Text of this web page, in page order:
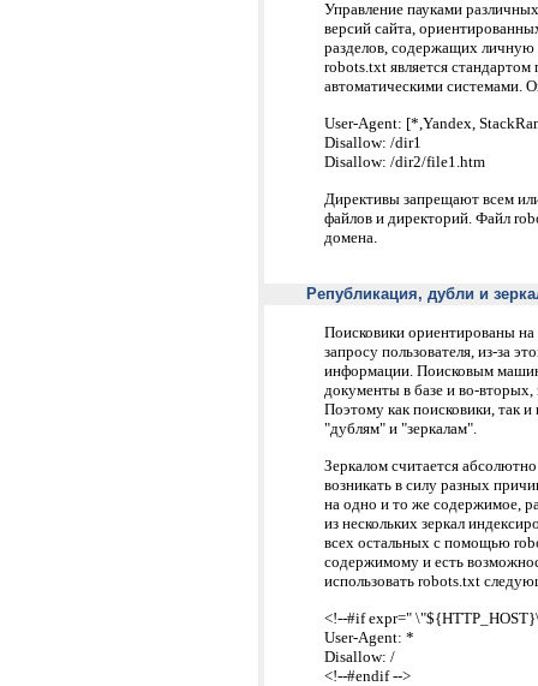
Управление пауками
версий сайта,
разделов, содержащих
robots.txt является
автоматическими системами.
User-Agent: [*,Yandex,
Disallow: /dir1
Disallow: /dir2/file1.htm
Директивы запрещают всем
файлов и директорий. Файл
домена.
Републикация, дубли и
Поисковики ориентированы
запросу пользователя, из-за
информации. Поисковым
документы в базе и во-
Поэтому как поисковики, так
"дублям" и "зеркалам".
Зеркалом считается
возникать в силу разных
на одно и то же содержимое,
из нескольких зеркал
всех остальных с помощью
содержимому и есть
использовать robots.txt
<!--#if expr="
User-Agent: *
Disallow: /
<!--#endif -->